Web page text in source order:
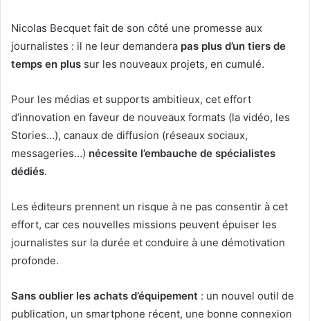
Nicolas Becquet fait de son côté une promesse aux
journalistes : il ne leur demandera pas plus d’un tiers de
temps en plus sur les nouveaux projets, en cumulé.
Pour les médias et supports ambitieux, cet effort
d’innovation en faveur de nouveaux formats (la vidéo, les
Stories…), canaux de diffusion (réseaux sociaux,
messageries…) nécessite l’embauche de spécialistes
dédiés.
Les éditeurs prennent un risque à ne pas consentir à cet
effort, car ces nouvelles missions peuvent épuiser les
journalistes sur la durée et conduire à une démotivation
profonde.
Sans oublier les achats d’équipement : un nouvel outil de
publication, un smartphone récent, une bonne connexion